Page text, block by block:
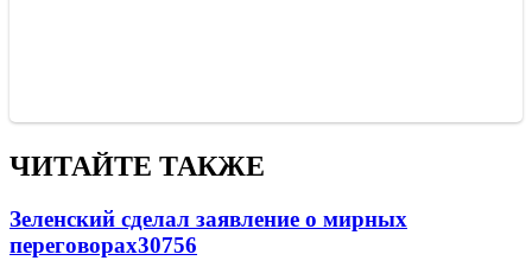
ЧИТАЙТЕ ТАКЖЕ
Зеленский сделал заявление о мирных
переговорах30756